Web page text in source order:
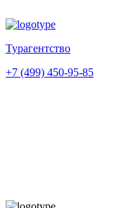
Турагентство
+7 (499) 450-95-85